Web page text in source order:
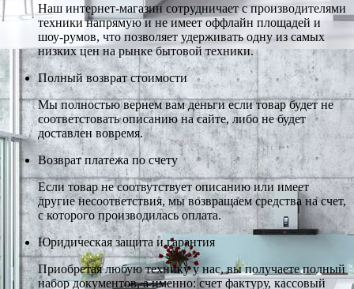
Наш интернет-магазин сотрудничает с производителями
техники напрямую и не имеет оффлайн площадей и
шоу-румов, что позволяет удерживать одну из самых
низких цен на рынке бытовой техники.
Полный возврат стоимости
Мы полностью вернем вам деньги если товар будет не
соответстовать описанию на сайте, либо не будет
доставлен вовремя.
Возврат платежа по счету
Если товар не соотвутствует описанию или имеет
другие несоответствия, мы возвращаем средства на счет,
с которого производилась оплата.
Юридическая защита и гарантия
Приобретая любую технику у нас, вы получаете полный
набор документов, а именно: счет фактуру, кассовый